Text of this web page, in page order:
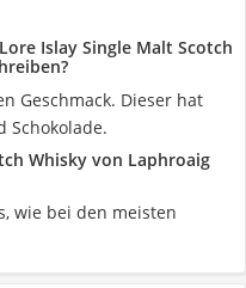
Islay Single Malt Scotch
Geschmack. Dieser hat
Schokolade.
Whisky von Laphroaig
wie bei den meisten